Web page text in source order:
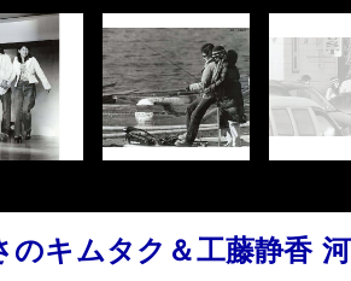
のキムタク＆工藤静香